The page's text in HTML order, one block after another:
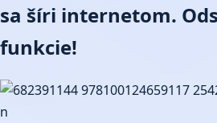
sa šíri internetom.
funkcie!